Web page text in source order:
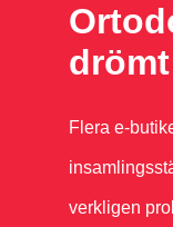
Flera e-
verkligen